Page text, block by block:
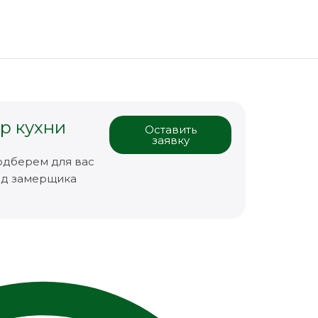
кухни
для вас
замерщика
Оставить
заявку